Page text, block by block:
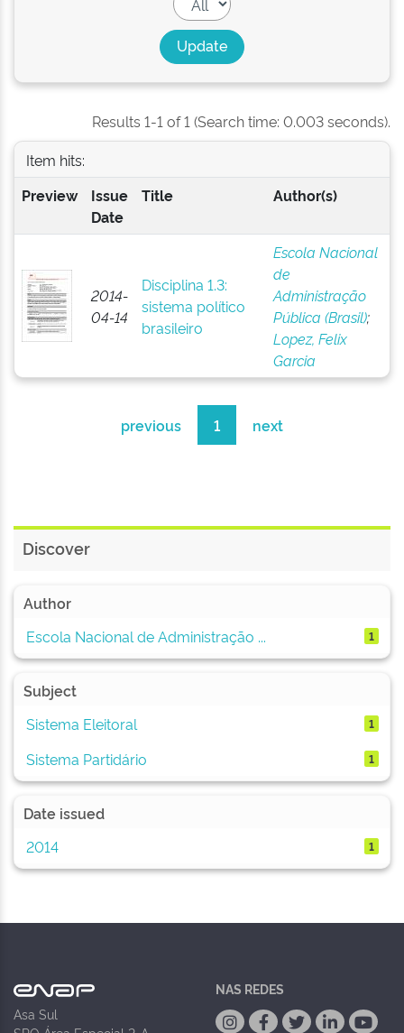
Results 1-1 of 1 (Search time: 0.003 seconds).
Item hits:
Preview
Issue
Date
Title Author(s)
2014-
04-14
Disciplina 1.3:
sistema político
brasileiro
Escola Nacional
de
Administração
Pública (Brasil);
Lopez, Felix
Garcia
previous 1 next
Discover
Author
Escola Nacional de Administração ...
1
Subject
Sistema Eleitoral
1
Sistema Partidário 1
Date issued
2014
1
Asa Sul
NAS REDES